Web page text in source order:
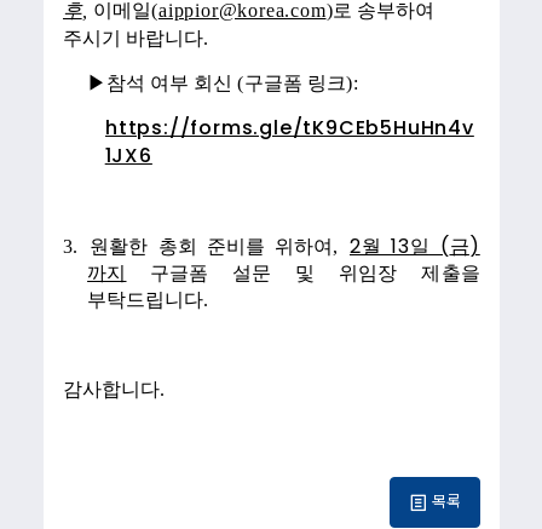
후, 이메일(aippior@korea.com)로 송부하여
주시기 바랍니다.
▶참석 여부 회신(구글폼 링크):
https://forms.gle/tK9CEb5HuHn4v
1JX6
3. 원활한 총회 준비를 위하여 ,2월13일 (금)
까지
구글폼 설문 및 위임장 제출을
부탁드립니다.
감사합니다.
목록